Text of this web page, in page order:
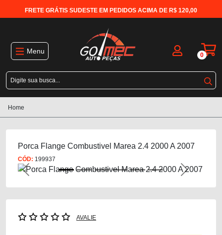
FRETE GRÁTIS SUDESTE EM PEDIDOS ACIMA DE R$ 120,00
Menu 0
Home
Porca Flange Combustivel Marea 2.4 2000 A 2007
CÓD: 199937
Previous Next
AVALIE